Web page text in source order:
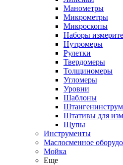
Манометры
Микрометры
Микроскопы
Наборы
Нутромеры
Рулетки
Твердомеры
Толщиномеры
Угломеры
Уровни
Шаблоны
Штативы для
Щупы
Инструменты
Маслосменное
Мойка
Еще